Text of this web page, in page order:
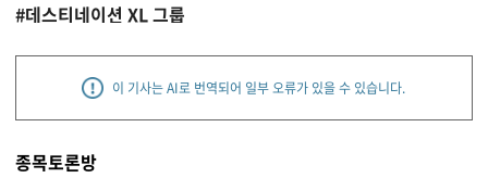
#데스티네이션 XL 그룹
이 기사는 AI로 번역되어 일부 오류가 있을 수 있습니다.
종목토론방